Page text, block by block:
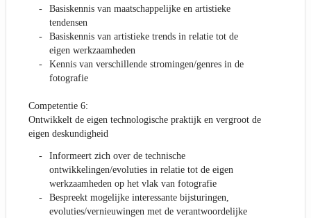
Basiskennis van maatschappelijke en artistieke
tendensen
Basiskennis van artistieke trends in relatie tot de
eigen werkzaamheden
Kennis van verschillende stromingen/genres in de
fotografie
Competentie 6:
Ontwikkelt de eigen technologische praktijk en vergroot de
eigen deskundigheid
Informeert zich over de technische
ontwikkelingen/evoluties in relatie tot de eigen
werkzaamheden op het vlak van fotografie
Bespreekt mogelijke interessante bijsturingen,
evoluties/vernieuwingen met de verantwoordelijke